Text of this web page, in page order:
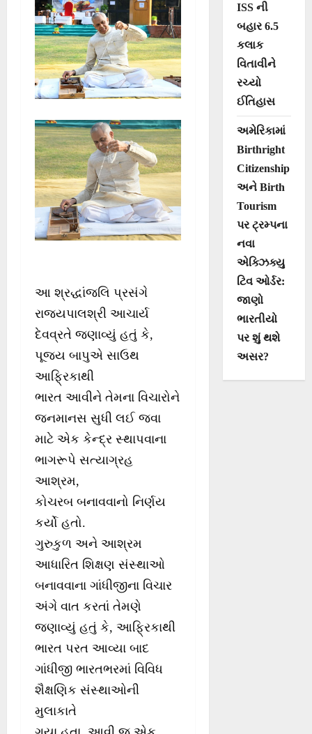
આ શ્રદ્ધાંજલિ પ્રસંગે
રાજ્યપાલશ્રી આચાર્ય
દેવવ્રતે જણાવ્યું હતું કે,
પૂજ્ય બાપુએ સાઉથ
આફ્રિકાથી
ભારત આવીને તેમના વિચારોને
જનમાનસ સુધી લઈ જવા
માટે એક કેન્દ્ર સ્થાપવાના
ભાગરૂપે સત્યાગ્રહ
આશ્રમ,
કોચરબ બનાવવાનો નિર્ણય
કર્યો હતો.
ગુરુકુળ અને આશ્રમ
આધારિત શિક્ષણ સંસ્થાઓ
બનાવવાના ગાંધીજીના વિચાર
અંગે વાત કરતાં તેમણે
જણાવ્યું હતું કે, આફ્રિકાથી
ભારત પરત આવ્યા બાદ
ગાંધીજી ભારતભરમાં વિવિધ
શૈક્ષણિક સંસ્થાઓની
મુલાકાતે
ISS ની
બહાર 6.5
કલાક
વિતાવીને
રચ્યો
ઈતિહાસ
અમેરિકામાં
Birthright
Citizenship
અને Birth
Tourism
પર ટ્રમ્પના
નવા
એક્ઝિક્યુ
ટિવ ઓર્ડર:
જાણો
ભારતીયો
પર શું થશે
અસર?